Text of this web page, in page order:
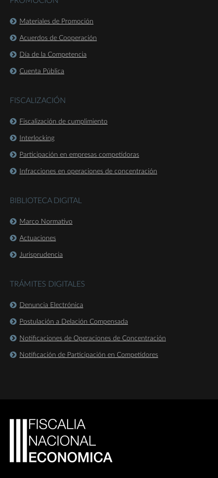
Materiales de Promoción
Acuerdos de Cooperación
Día de la Competencia
Cuenta Pública
FISCALIZACIÓN
Fiscalización de cumplimiento
Interlocking
Participación en empresas competidoras
Infracciones en operaciones de concentración
BIBLIOTECA DIGITAL
Marco Normativo
Actuaciones
Jurisprudencia
TRÁMITES DIGITALES
Denuncia Electrónica
Postulación a Delación Compensada
Notificaciones de Operaciones de Concentración
Notificación de Participación en Competidores